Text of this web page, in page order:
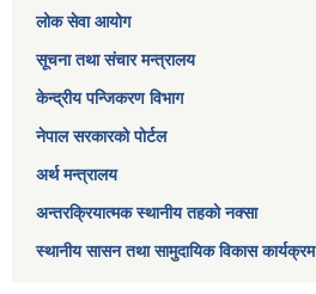
लोक सेवा आयोग
सूचना तथा संचार मन्त्रालय
केन्द्रीय पन्जिकरण विभाग
नेपाल सरकारको पोर्टल
अर्थ मन्त्रालय
अन्तरक्रियात्मक स्थानीय तहको नक्सा
स्थानीय सासन तथा सामुदायिक विकास कार्यक्रम